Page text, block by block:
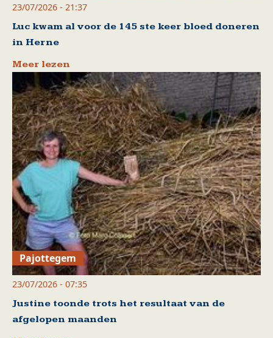
23/07/2026 - 21:37
Luc kwam al voor de 145 ste keer bloed doneren
in Herne
Meer lezen
Pajottegem
23/07/2026 - 07:35
Justine toonde trots het resultaat van de
afgelopen maanden